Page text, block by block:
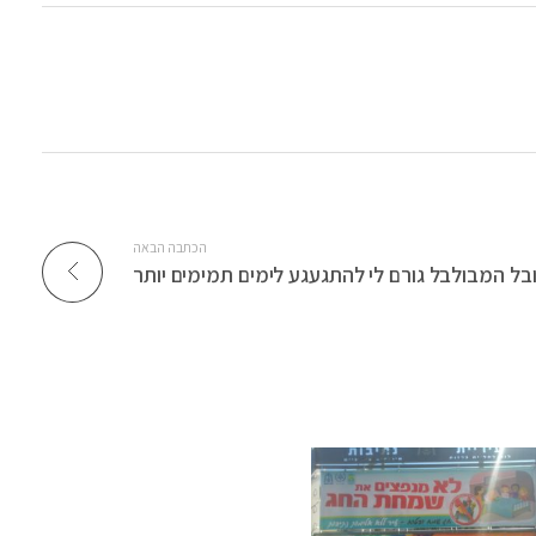
הכתבה הבאה
המבולבל גורם לי להתגעגע לימים תמימים יותר